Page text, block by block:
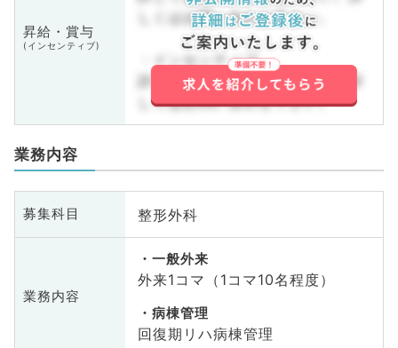
昇給・賞与
(インセンティブ)
しくはお問い合わせ下さい。
・インセンティブ
詳しくはお問い合わせ下さい。詳
しくはお問い合わせ下さい。
業務内容
募集科目 整形外科
業務内容
一般外来
外来1コマ（1コマ10名程度）
病棟管理
回復期リハ病棟管理